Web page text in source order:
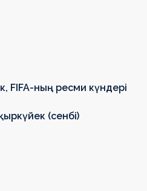
FIFA-ның ресми күндері
(сенбі)